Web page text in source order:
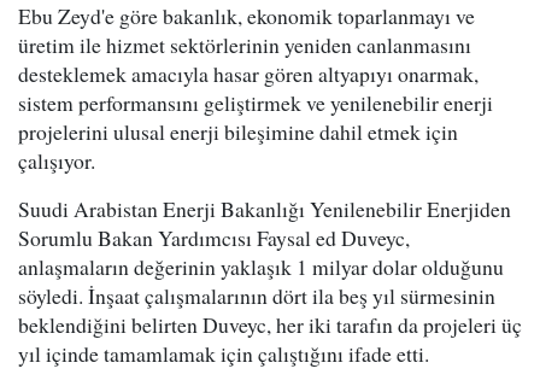
Ebu Zeyd'e göre bakanlık, ekonomik toparlanmayı ve
üretim ile hizmet sektörlerinin yeniden canlanmasını
desteklemek amacıyla hasar gören altyapıyı onarmak,
sistem performansını geliştirmek ve yenilenebilir enerji
projelerini ulusal enerji bileşimine dahil etmek için
çalışıyor.
Suudi Arabistan Enerji Bakanlığı Yenilenebilir Enerjiden
Sorumlu Bakan Yardımcısı Faysal ed Duveyc,
anlaşmaların değerinin yaklaşık 1 milyar dolar olduğunu
söyledi. İnşaat çalışmalarının dört ila beş yıl sürmesinin
beklendiğini belirten Duveyc, her iki tarafın da projeleri üç
yıl içinde tamamlamak için çalıştığını ifade etti.